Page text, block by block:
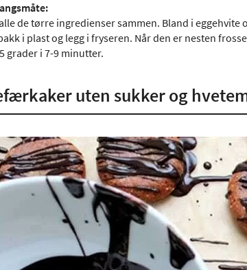
de tørre ingredienser sammen. Bland i
i plast og legg i fryseren. Når den er nesten
grader i 7-9 minutter.
uten sukker og